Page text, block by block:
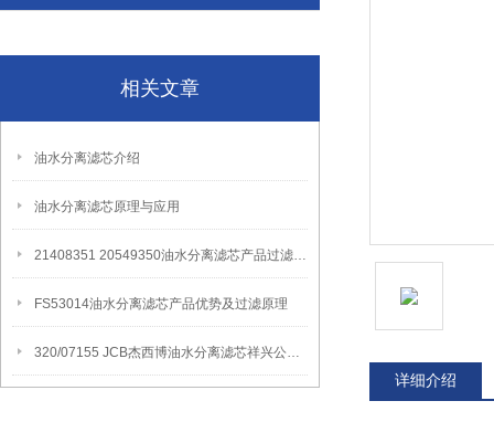
相关文章
油水分离滤芯介绍
油水分离滤芯原理与应用
21408351 20549350油水分离滤芯产品过滤原理
FS53014油水分离滤芯产品优势及过滤原理
320/07155 JCB杰西博油水分离滤芯祥兴公司讲解产品应用领域
详细介绍